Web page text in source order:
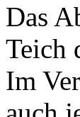
Das
Teich
Im